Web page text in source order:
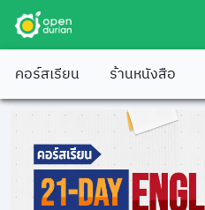
คอร์สเรียน ร้านหนังสือ